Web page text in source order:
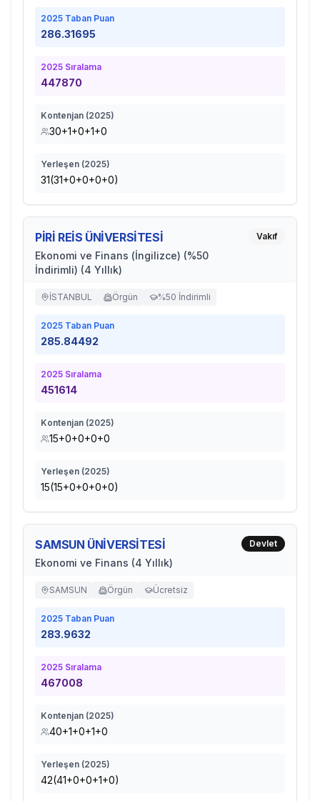
2025 Taban Puan
286.31695
2025 Sıralama
447870
Kontenjan (2025)
30+1+0+1+0
Yerleşen (2025)
31(31+0+0+0+0)
PİRİ REİS ÜNİVERSİTESİ
Ekonomi ve Finans (İngilizce) (%50
İndirimli) (4 Yıllık)
Vakıf
İSTANBUL Örgün %50 İndirimli
2025 Taban Puan
285.84492
2025 Sıralama
451614
Kontenjan (2025)
15+0+0+0+0
Yerleşen (2025)
15(15+0+0+0+0)
SAMSUN ÜNİVERSİTESİ
Ekonomi ve Finans (4 Yıllık)
Devlet
SAMSUN Örgün Ücretsiz
2025 Taban Puan
283.9632
2025 Sıralama
467008
Kontenjan (2025)
40+1+0+1+0
Yerleşen (2025)
42(41+0+0+1+0)